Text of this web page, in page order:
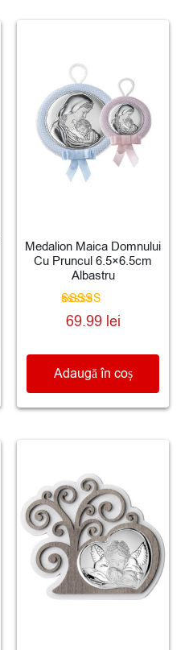
Medalion Maica Domnului
Cu Pruncul 6.5×6.5cm
Albastru
Evaluat la
5.00
69.99 lei
Adaugă în coș